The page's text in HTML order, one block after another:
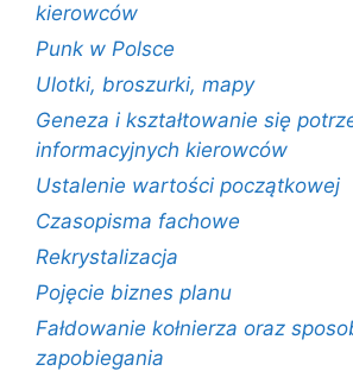
kierowców
Punk w Polsce
Ulotki, broszurki, mapy
Geneza i kształtowanie się
informacyjnych kierowców
Ustalenie wartości początkowej
Czasopisma fachowe
Rekrystalizacja
Pojęcie biznes planu
Fałdowanie kołnierza oraz
zapobiegania